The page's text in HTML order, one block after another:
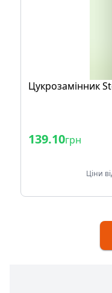
Цукрозамінник
139.10грн
Ціни